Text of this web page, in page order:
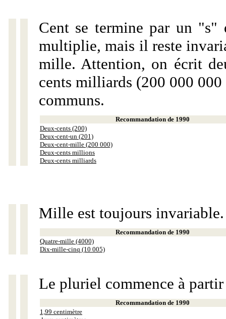
Cent se termine par un "s"
multiplie, mais il reste
mille. Attention, on écrit
cents milliards (200 000
communs.
Recommandation de 1990
Deux-cents (200)
Deux-cent-un (201)
Deux-cent-mille (200 000)
Deux-cents millions
Deux-cents milliards
Mille est toujours invariable.
Recommandation de 1990
Quatre-mille (4000)
Dix-mille-cinq (10 005)
Le pluriel commence à
Recommandation de 1990
1,99 centimètre